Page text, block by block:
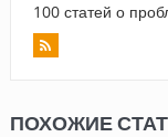
100 статей о
ПОХОЖИЕ